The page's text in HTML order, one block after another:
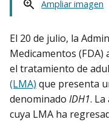
Ampliar imagen
El 20 de julio, la
Medicamentos (FDA)
el tratamiento de
(LMA) que presenta
denominado IDH1.
cuya LMA ha